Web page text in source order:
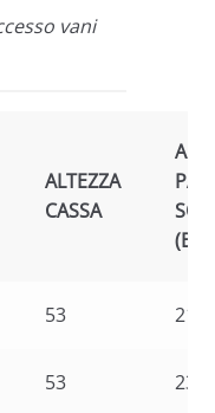
vani
ALTEZZA
CASSA
(B)
53
53